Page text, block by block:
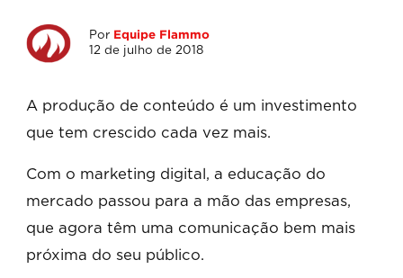
Por Equipe Flammo
12 de julho de 2018
A produção de conteúdo é um investimento
que tem crescido cada vez mais.
Com o marketing digital, a educação do
mercado passou para a mão das empresas,
que agora têm uma comunicação bem mais
próxima do seu público.